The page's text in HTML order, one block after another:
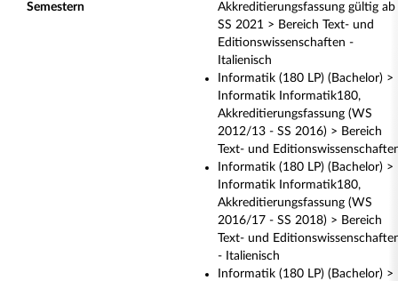
Semestern
Akkreditierungsfassung gültig ab
SS 2021 > Bereich Text- und
Editionswissenschaften -
Italienisch
Informatik (180 LP) (Bachelor) >
Informatik Informatik180,
Akkreditierungsfassung (WS
2012/13 - SS 2016) > Bereich
Text- und
Informatik (180 LP) (Bachelor) >
Informatik Informatik180,
Akkreditierungsfassung (WS
2016/17 - SS 2018) > Bereich
Text- und
- Italienisch
Informatik (180 LP) (Bachelor) >